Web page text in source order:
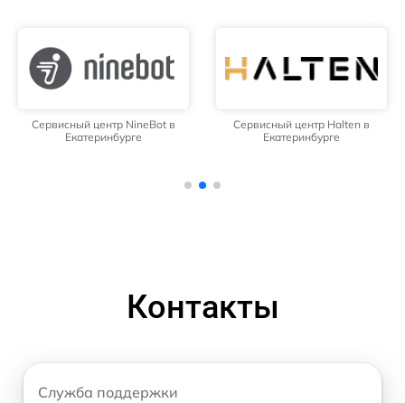
Сервисный центр NineBot в
Екатеринбурге
Сервисный центр Halten в
Екатеринбурге
Контакты
Служба поддержки